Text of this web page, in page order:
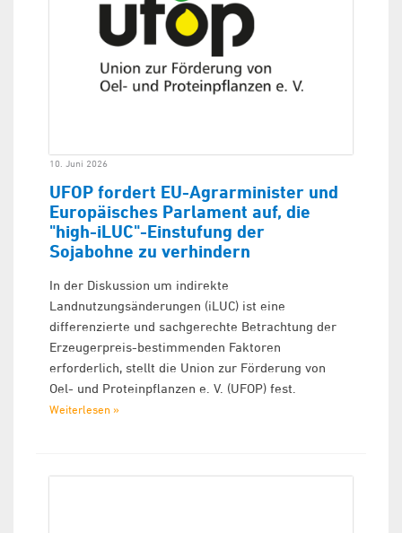
10. Juni 2026
UFOP fordert EU-Agrarminister und
Europäisches Parlament auf, die
"high-iLUC"-Einstufung der
Sojabohne zu verhindern
In der Diskussion um indirekte
Landnutzungsänderungen (iLUC) ist eine
differenzierte und sachgerechte Betrachtung der
Erzeugerpreis-bestimmenden Faktoren
erforderlich, stellt die Union zur Förderung von
Oel- und Proteinpflanzen e. V. (UFOP) fest.
Weiterlesen »